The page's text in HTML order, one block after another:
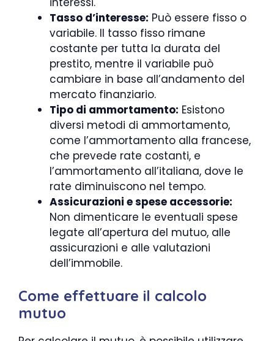
Tasso d’interesse: Può essere fisso o
variabile. Il tasso fisso rimane
costante per tutta la durata del
prestito, mentre il variabile può
cambiare in base all’andamento del
mercato finanziario.
Tipo di ammortamento: Esistono
diversi metodi di ammortamento,
come l’ammortamento alla francese,
che prevede rate costanti, e
l’ammortamento all’italiana, dove le
rate diminuiscono nel tempo.
Assicurazioni e spese accessorie:
Non dimenticare le eventuali spese
legate all’apertura del mutuo, alle
assicurazioni e alle valutazioni
dell’immobile.
Come effettuare il calcolo
mutuo